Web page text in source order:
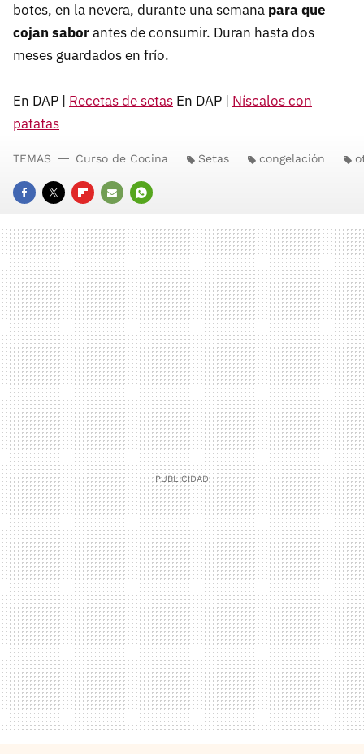
botes, en la nevera, durante una semana para que
cojan saborantes de consumir. Duran hasta dos
meses guardados en frío.
En DAP | Recetas de setas En DAP | Níscalos con
patatas
FACEBOOK
TWITTERFLIPBOARD
E-
MAIL
WHATSAPP
TEMAS Curso de Cocina Setas congelación